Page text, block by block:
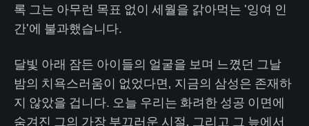
록 그는 아무런 목표 없이 세월을 갉아먹는 '잉여 인
간'에 불과했습니다.
달빛 아래 잠든 아이들의 얼굴을 보며 느꼈던 그날
밤의 치욕스러움이 없었다면, 지금의 삼성은 존재하
지 않았을 겁니다. 오늘 우리는 화려한 성공 이면에
숨겨진 그의 가장 부끄러운 시절, 그리고 그 늪에서